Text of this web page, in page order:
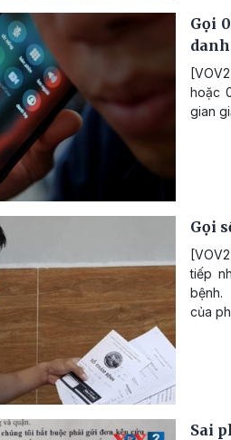
Gọi
hoặc
gian
Gọi
tiếp
của
Sai